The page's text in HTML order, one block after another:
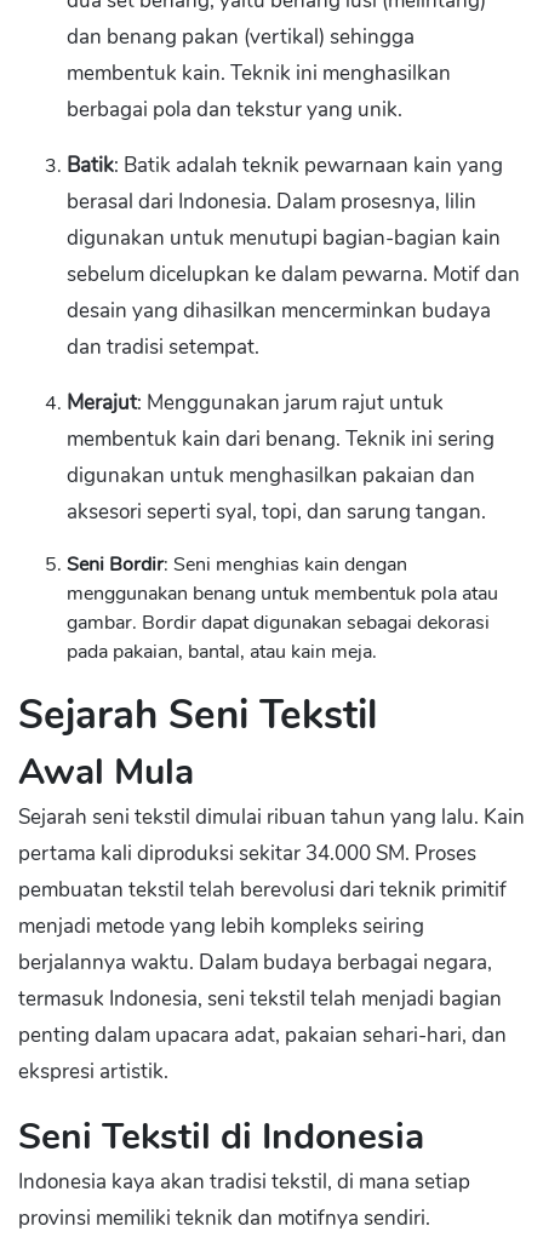
dan benang pakan (vertikal) sehingga
membentuk kain. Teknik ini menghasilkan
berbagai pola dan tekstur yang unik.
Batik: Batik adalah teknik pewarnaan kain yang
berasal dari Indonesia. Dalam prosesnya, lilin
digunakan untuk menutupi bagian-bagian kain
sebelum dicelupkan ke dalam pewarna. Motif dan
desain yang dihasilkan mencerminkan budaya
dan tradisi setempat.
Merajut: Menggunakan jarum rajut untuk
membentuk kain dari benang. Teknik ini sering
digunakan untuk menghasilkan pakaian dan
aksesori seperti syal, topi, dan sarung tangan.
Seni Bordir: Seni menghias kain dengan
menggunakan benang untuk membentuk pola atau
gambar. Bordir dapat digunakan sebagai dekorasi
pada pakaian, bantal, atau kain meja.
Sejarah Seni Tekstil
Awal Mula
Sejarah seni tekstil dimulai ribuan tahun yang lalu. Kain
pertama kali diproduksi sekitar 34.000 SM. Proses
pembuatan tekstil telah berevolusi dari teknik primitif
menjadi metode yang lebih kompleks seiring
berjalannya waktu. Dalam budaya berbagai negara,
termasuk Indonesia, seni tekstil telah menjadi bagian
penting dalam upacara adat, pakaian sehari-hari, dan
ekspresi artistik.
Seni Tekstil di Indonesia
Indonesia kaya akan tradisi tekstil, di mana setiap
provinsi memiliki teknik dan motifnya sendiri.